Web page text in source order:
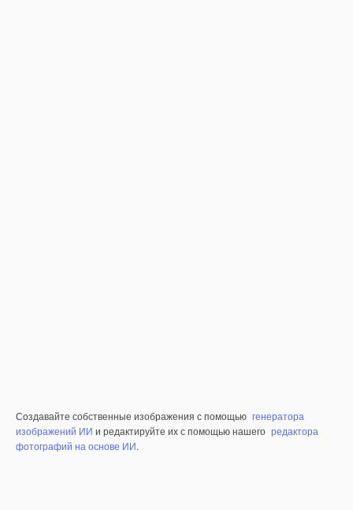
Создавайте собственные изображения с помощью генератора
изображений ИИ и редактируйте их с помощью нашего редактора
фотографий на основе ИИ.